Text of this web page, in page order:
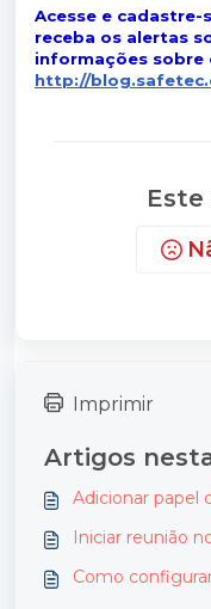
Acesse e cadastre-
receba os alertas
informações sobre
http://
Imprimir
Artigos
Adicionar papel
Iniciar reunião
Como